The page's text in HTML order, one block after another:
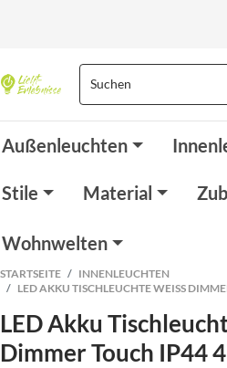
Außenleuchten
Stile Material
Wohnwelten
STARTSEITE
INNENLEUCHTEN
LED AKKU TISCHLEUCHTE WEISS
LED Akku
Dimmer Touch IP44